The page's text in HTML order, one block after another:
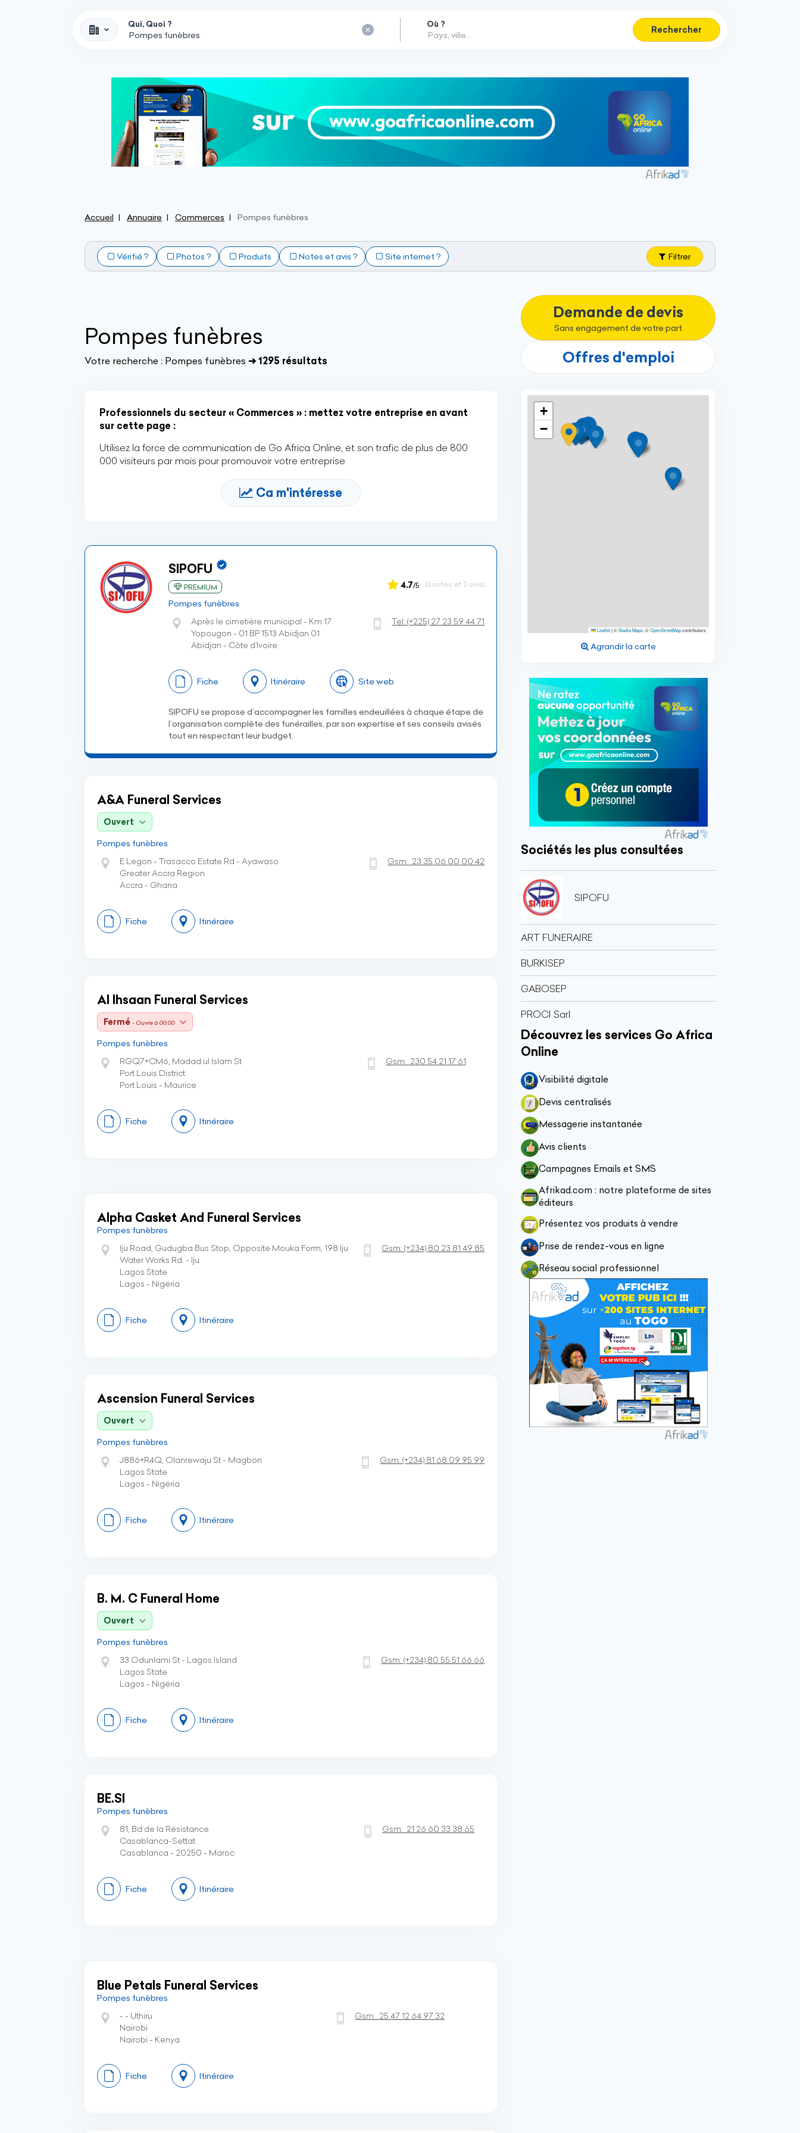
Qui, Quoi ? Où ?
Rechercher
Accueil Annuaire Commerces Pompes funèbres
Vérifié ? Photos ? Produits Notes et avis ? Site internet ? Filtrer
Pompes funèbres
Votre recherche : Pompes funèbres ➔ 1295 résultats
Professionnels du secteur « Commerces » : mettez votre entreprise en avant
sur cette page :
Utilisez la force de communication de Go Africa Online, et son trafic de plus de 800
000 visiteurs par mois pour promouvoir votre entreprise
Ca m'intéresse
SIPOFU
PREMIUM
Pompes funèbres
4.7/5 (3 notes et 2 avis)
Après le cimetière municipal - Km 17
Yopougon - 01 BP 1513 Abidjan 01
Abidjan - Côte d’Ivoire
Tel:(+225) 27 23 59 44 71
Fiche Itinéraire Site web
SIPOFU se propose d’accompagner les familles endeuillées à chaque étape de
l’organisation complète des funérailles, par son expertise et ses conseils avisés
tout en respectant leur budget.
A&A Funeral Services
Ouvert
Pompes funèbres
E Legon - Trasacco Estate Rd - Ayawaso
Greater Accra Region
Accra - Ghana
Gsm: 23 35 06 00 00 42
Fiche Itinéraire
Al Ihsaan Funeral Services
Fermé - Ouvre à 00:00
Pompes funèbres
RGQ7+CM6, Madad ul Islam St
Port Louis District
Port Louis - Maurice
Gsm: 230 54 21 17 61
Fiche Itinéraire
Alpha Casket And Funeral Services
Pompes funèbres
Iju Road, Gudugba Bus Stop, Opposite Mouka Form, 198 Iju
Water Works Rd. - Iju
Lagos State
Lagos - Nigéria
Gsm:(+234) 80 23 81 49 85
Fiche Itinéraire
Ascension Funeral Services
Ouvert
Pompes funèbres
J886+R4Q, Olanrewaju St - Magbon
Lagos State
Lagos - Nigéria
Gsm:(+234) 81 68 09 95 99
Fiche Itinéraire
B. M. C Funeral Home
Ouvert
Pompes funèbres
33 Odunlami St - Lagos Island
Lagos State
Lagos - Nigéria
Gsm:(+234) 80 55 51 66 66
Fiche Itinéraire
BE.SI
Pompes funèbres
81, Bd de la Résistance
Casablanca-Settat
Casablanca - 20250 - Maroc
Gsm: 21 26 60 33 38 65
Fiche Itinéraire
Blue Petals Funeral Services
Pompes funèbres
- - Uthiru
Nairobi
Nairobi - Kenya
Gsm: 25 47 12 64 97 32
Fiche Itinéraire
Demande de devis
Sans engagement de votre part
Offres d'emploi
+
−
Leaflet|©Stadia Maps, ©OpenStreetMapcontributors
Agrandir la carte
Sociétés les plus consultées
SIPOFU
ART FUNERAIRE
BURKISEP
GABOSEP
PROCI Sarl
Découvrez les services Go Africa
Online
Visibilité digitale
Devis centralisés
Messagerie instantanée
Avis clients
Campagnes Emails et SMS
Afrikad.com : notre plateforme de sites
éditeurs
Présentez vos produits à vendre
Prise de rendez-vous en ligne
Réseau social professionnel